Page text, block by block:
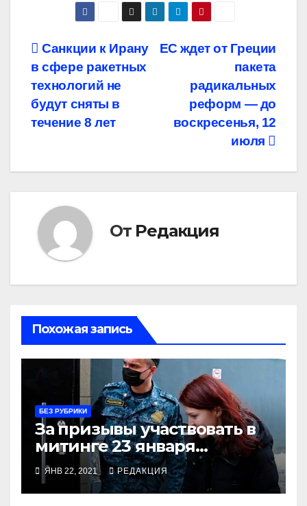
Навигация
по
записям
ЕС ждет от Греции
пакета
радикальных
реформ — до
воскресенья, 12
июля
Санкции к Ирану
в сфере ракетных
технологий не
будут сняты в
течение 8 лет
От Редакция
Похожая запись
БЕЗ РУБРИКИ
За призывы участвовать в
митинге 23 января
арестована пресс-
секретарь Навального Кира
Ярмыш
ЯНВ 22, 2021 РЕДАКЦИЯ